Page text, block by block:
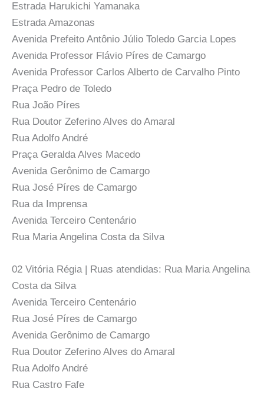
Estrada Harukichi Yamanaka
Estrada Amazonas
Avenida Prefeito Antônio Júlio Toledo Garcia Lopes
Avenida Professor Flávio Píres de Camargo
Avenida Professor Carlos Alberto de Carvalho Pinto
Praça Pedro de Toledo
Rua João Píres
Rua Doutor Zeferino Alves do Amaral
Rua Adolfo André
Praça Geralda Alves Macedo
Avenida Gerônimo de Camargo
Rua José Píres de Camargo
Rua da Imprensa
Avenida Terceiro Centenário
Rua Maria Angelina Costa da Silva
02 Vitória Régia | Ruas atendidas: Rua Maria Angelina
Costa da Silva
Avenida Terceiro Centenário
Rua José Píres de Camargo
Avenida Gerônimo de Camargo
Rua Doutor Zeferino Alves do Amaral
Rua Adolfo André
Rua Castro Fafe